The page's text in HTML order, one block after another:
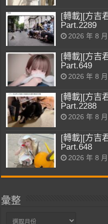
[轉載][方吉
Part.2289
2026 年 8
[轉載][方吉
Part.649
2026 年 8
[轉載][方吉
Part.2288
2026 年 8
[轉載][方吉
Part.648
2026 年 8
彙整
彙